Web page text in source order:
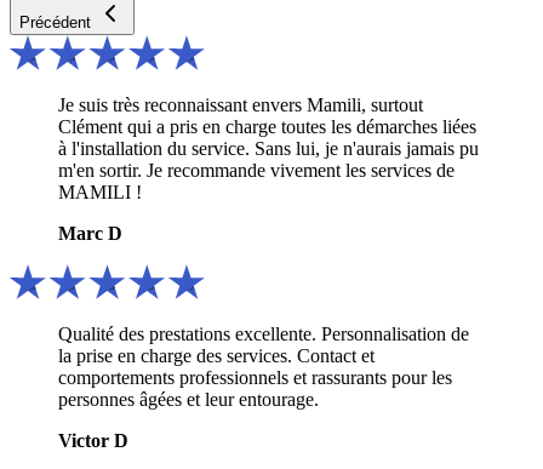
Précédent
Je suis très reconnaissant envers Mamili, surtout
Clément qui a pris en charge toutes les démarches liées
à l'installation du service. Sans lui, je n'aurais jamais pu
m'en sortir. Je recommande vivement les services de
MAMILI !
Marc D
Qualité des prestations excellente. Personnalisation de
la prise en charge des services. Contact et
comportements professionnels et rassurants pour les
personnes âgées et leur entourage.
Victor D